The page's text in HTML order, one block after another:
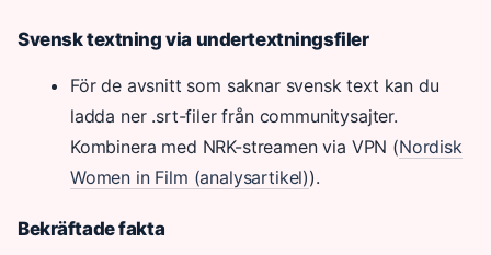
Svensk textning via undertextningsfiler
För de avsnitt som saknar svensk text kan du
ladda ner .srt-filer från communitysajter.
Kombinera med NRK-streamen via VPN (Nordisk
Women in Film (analysartikel)).
Bekräftade fakta